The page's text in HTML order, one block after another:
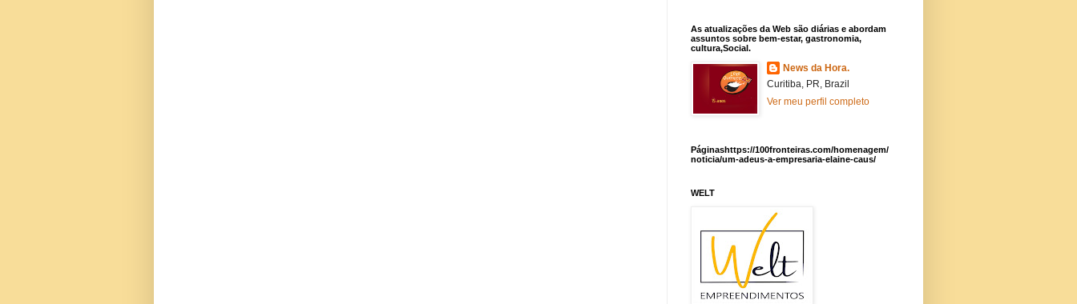
As atualizações da Web são diárias e abordam
assuntos sobre bem-estar, gastronomia,
cultura,Social.
News da Hora.
Curitiba, PR, Brazil
Ver meu perfil completo
Páginashttps://100fronteiras.com/homenagem/
noticia/um-adeus-a-empresaria-elaine-caus/
WELT